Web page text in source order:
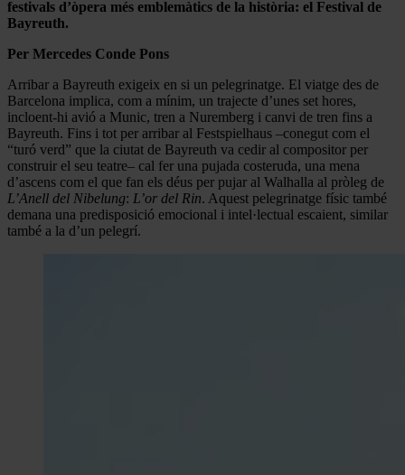
festivals d’òpera més emblemàtics de la història: el Festival de
Bayreuth.
Per Mercedes Conde Pons
Arribar a Bayreuth exigeix en si un pelegrinatge. El viatge des de
Barcelona implica, com a mínim, un trajecte d’unes set hores,
incloent-hi avió a Munic, tren a Nuremberg i canvi de tren fins a
Bayreuth. Fins i tot per arribar al Festspielhaus –conegut com el
“turó verd” que la ciutat de Bayreuth va cedir al compositor per
construir el seu teatre– cal fer una pujada costeruda, una mena
d’ascens com el que fan els déus per pujar al Walhalla al pròleg de
L’Anell del Nibelung: L’or del Rin. Aquest pelegrinatge físic també
demana una predisposició emocional i intel·lectual escaient, similar
també a la d’un pelegrí.